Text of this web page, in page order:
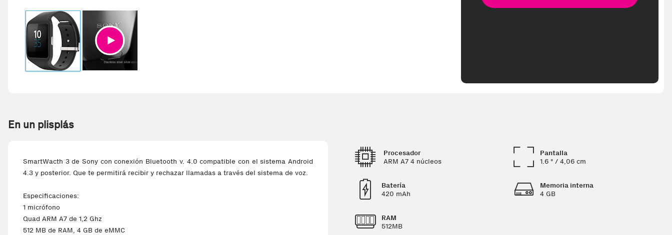
En un plisplás
SmartWacth 3 de Sony con conexión Bluetooth v. 4.0 compatible con el sistema Android
4.3 y posterior. Que te permitirá recibir y rechazar llamadas a través del sistema de voz.
Especificaciones:
1 micrófono
Quad ARM A7 de 1,2 Ghz
512 MB de RAM, 4 GB de eMMC
Procesador
ARM A7 4 núcleos
Pantalla
1.6 " / 4,06 cm
Batería
420 mAh
Memoria interna
4 GB
RAM
512MB